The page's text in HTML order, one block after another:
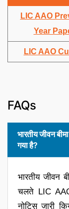
LIC AAO
Year
LIC AAO
FAQs
भारतीय जीवन
गया है?
भारतीय जीवन
चलते LIC
नोटिस जारी